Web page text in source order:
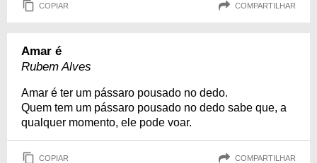
COPIAR COMPARTILHAR
Amar é
Rubem Alves
Amar é ter um pássaro pousado no dedo.
Quem tem um pássaro pousado no dedo sabe que, a
qualquer momento, ele pode voar.
COPIAR COMPARTILHAR